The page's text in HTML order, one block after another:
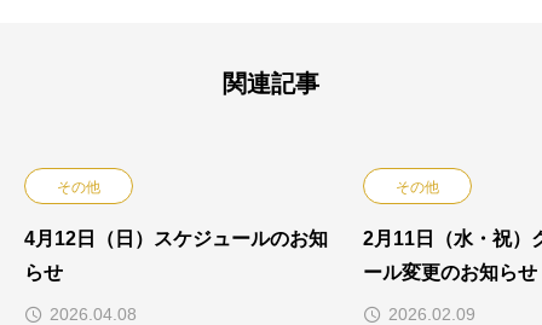
関連記事
その他
4月12日（日）スケジュールのお知
らせ
2026.04.08
その他
2月11日（水・祝）
ール変更のお知らせ
2026.02.09